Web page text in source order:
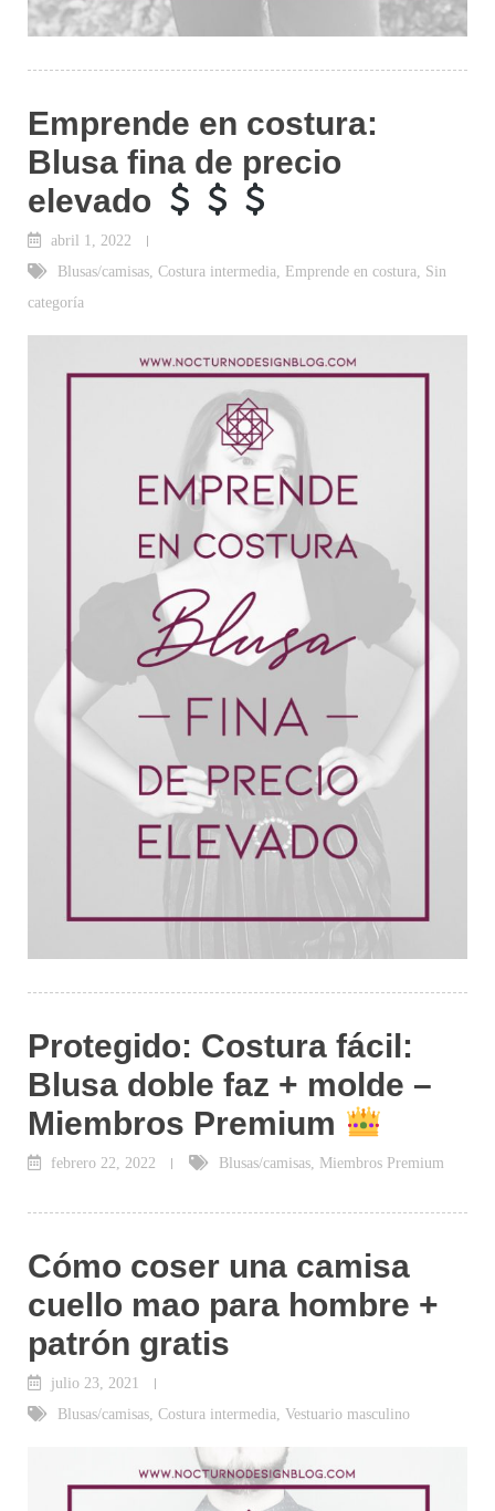
Emprende en costura:
Blusa fina de precio
elevado
abril 1, 2022
Blusas/camisas, Costura intermedia, Emprende en costura, Sin
categoría
Protegido: Costura fácil:
Blusa doble faz + molde –
Miembros Premium
febrero 22, 2022 Blusas/camisas Miembros Premium
Cómo coser una camisa
cuello mao para hombre +
patrón gratis
julio 23, 2021
Blusas/camisas Costura intermedia Vestuario masculino